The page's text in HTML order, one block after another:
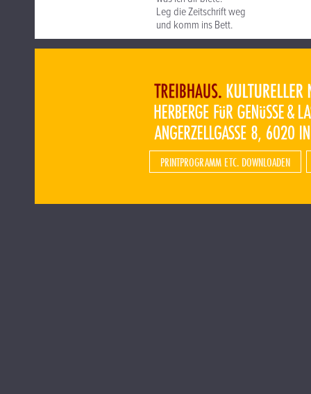
Leg die Zeitschrift weg
und komm ins Bett.
PRINTPROGRAMM ETC. DOWNLOADEN